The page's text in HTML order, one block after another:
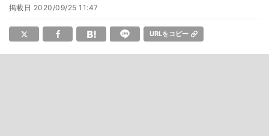
掲載日 2020/09/25 11:47
URLをコピー